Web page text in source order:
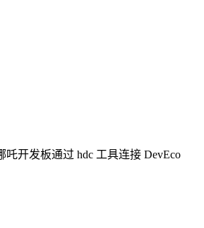
开发板通过 hdc 工具连接 DevEco